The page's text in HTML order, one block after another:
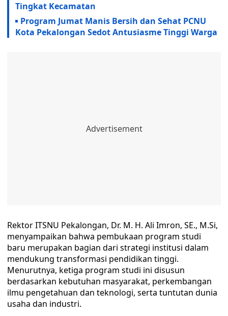
Tingkat Kecamatan
Program Jumat Manis Bersih dan Sehat PCNU
Kota Pekalongan Sedot Antusiasme Tinggi Warga
Rektor ITSNU Pekalongan, Dr. M. H. Ali Imron, SE., M.Si,
menyampaikan bahwa pembukaan program studi
baru merupakan bagian dari strategi institusi dalam
mendukung transformasi pendidikan tinggi.
Menurutnya, ketiga program studi ini disusun
berdasarkan kebutuhan masyarakat, perkembangan
ilmu pengetahuan dan teknologi, serta tuntutan dunia
usaha dan industri.